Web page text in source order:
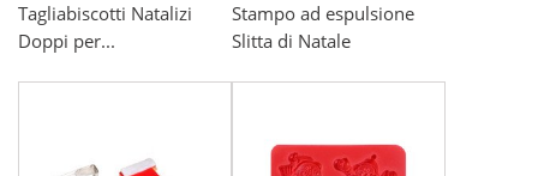
Tagliabiscotti Natalizi
Doppi per...
Stampo ad espulsione
Slitta di Natale